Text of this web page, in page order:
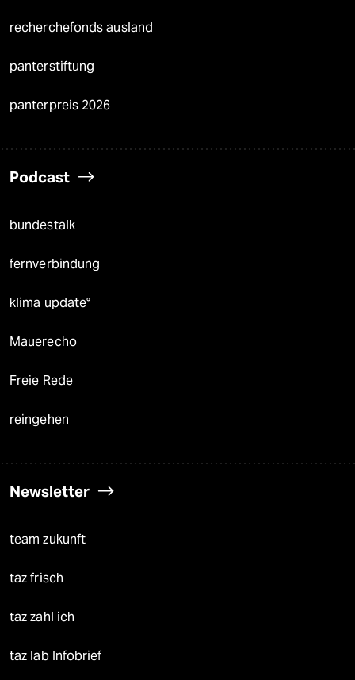
recherchefonds ausland
panterstiftung
panterpreis 2026
Podcast
bundestalk
fernverbindung
klima update°
Mauerecho
Freie Rede
reingehen
Newsletter
team zukunft
taz frisch
taz zahl ich
taz lab Infobrief